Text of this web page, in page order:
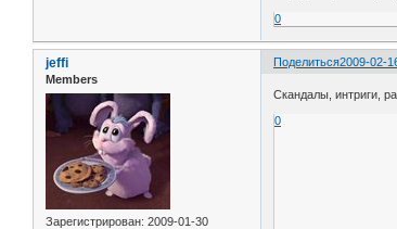
0
Поделиться2009-02-
jeffi
Members
Зарегистрирован: 2009-01-30
Скандалы, интриги,
0